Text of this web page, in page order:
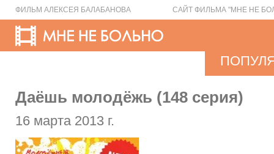
ФИЛЬМ АЛЕКСЕЯ БАЛАБАНОВА САЙТ ФИЛЬМА "МНЕ НЕ
Даёшь молодёжь (148 серия)
16 марта 2013 г.